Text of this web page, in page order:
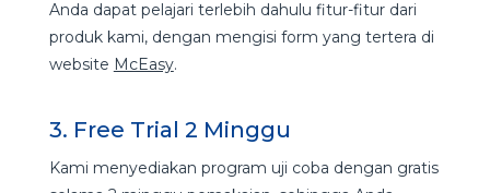
Anda dapat pelajari terlebih dahulu fitur-fitur dari
produk kami, dengan mengisi form yang tertera di
website McEasy.
3. Free Trial 2 Minggu
Kami menyediakan program uji coba dengan gratis